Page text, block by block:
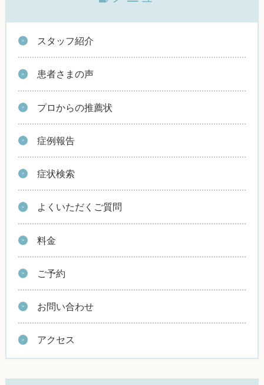
スタッフ紹介
患者さまの声
プロからの推薦状
症例報告
症状検索
よくいただくご質問
料金
ご予約
お問い合わせ
アクセス